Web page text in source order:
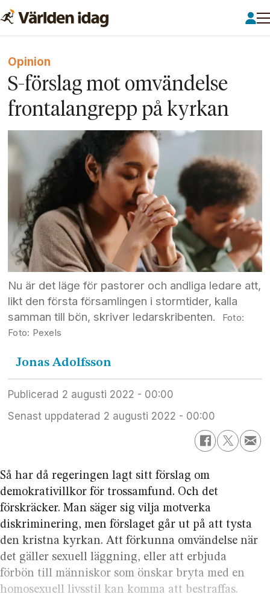
Opinion
S-förslag mot omvändelse
frontalangrepp på kyrkan
Nu är det läge för pastorer och andliga ledare att,
likt den första församlingen i stormtider, kalla
samman till bön, skriver ledarskribenten.
Foto: Pexels
Jonas Adolfsson
Publicerad
2 augusti 2022 - 00:00
Senast uppdaterad
2 augusti 2022 - 00:00
Så har då regeringen lagt sitt förslag om
demokrativillkor för trossamfund. Och det
förskräcker. Man säger sig vilja motverka
diskriminering, men förslaget går ut på att tysta
den kristna kyrkan. Att förkunna omvändelse när
det gäller sexuell läggning, eller att erbjuda
förbön till människor som önskar bryta med en
homosexuell livsstil kan komma att bestraffas.